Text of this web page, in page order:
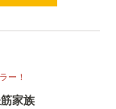
ー！
家族